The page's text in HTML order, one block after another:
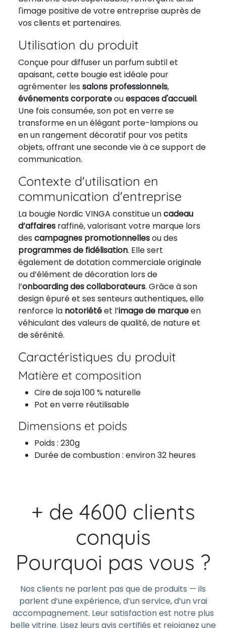
l'image positive de votre entreprise auprès de
vos clients et partenaires.
Utilisation du produit
Conçue pour diffuser un parfum subtil et
apaisant, cette bougie est idéale pour
agrémenter les salons professionnels,
événements corporateouespaces d'accueil.
Une fois consumée, son pot en verre se
transforme en un élégant porte-lampions ou
en un rangement décoratif pour vos petits
objets, offrant une seconde vie à ce support de
communication.
Contexte d'utilisation en
communication d'entreprise
La bougie Nordic VINGA constitue uncadeau
d’affaires raffiné, valorisant votre marque lors
des campagnes promotionnellesou des
programmes de fidélisation. Elle sert
également de dotation commerciale originale
ou d’élément de décoration lors de
l’onboarding des collaborateurs. Grâce à son
design épuré et ses senteurs authentiques, elle
renforce la notoriétéet l’image de marqueen
véhiculant des valeurs de qualité, de nature et
de sérénité.
Caractéristiques du produit
Matière et composition
Cire de soja 100 % naturelle
Pot en verre réutilisable
Dimensions et poids
Poids : 230g
Durée de combustion : environ 32 heures
+ de 4600 clients
conquis
Pourquoi pas vous ?
Nos clients ne parlent pas que de produits — ils
parlent d’une expérience, d’un service, d’un vrai
accompagnement. Leur satisfaction est notre plus
belle vitrine. Lisez leurs avis certifiés et rejoignez une